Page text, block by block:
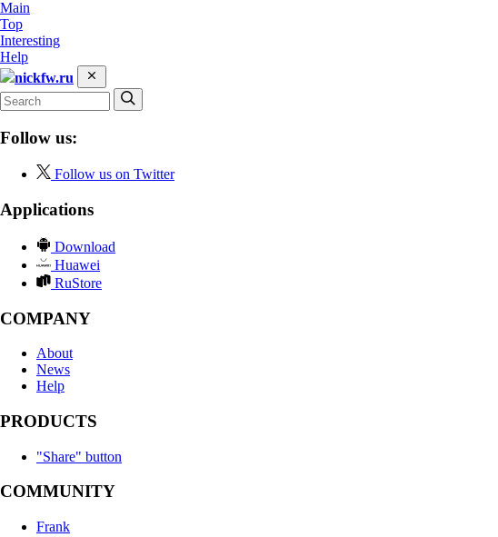
Main
Top
Interesting
Help
nickfw.ru
Follow us:
Follow us on Twitter
Applications
Download
Huawei
RuStore
COMPANY
About
News
Help
PRODUCTS
"Share" button
COMMUNITY
Frank